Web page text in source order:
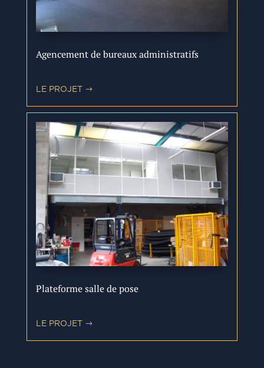
Agencement de bureaux administratifs
LE PROJET
Plateforme salle de pose
LE PROJET